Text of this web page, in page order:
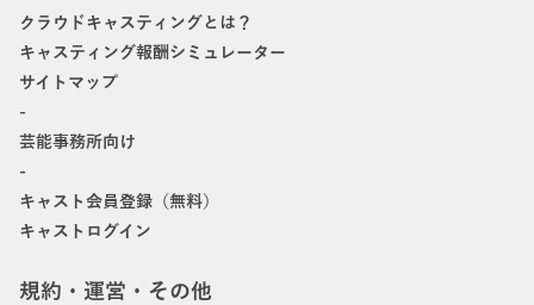
クラウドキャスティングとは？
キャスティング報酬シミュレーター
サイトマップ
-
芸能事務所向け
-
キャスト会員登録（無料）
キャストログイン
規約・運営・その他